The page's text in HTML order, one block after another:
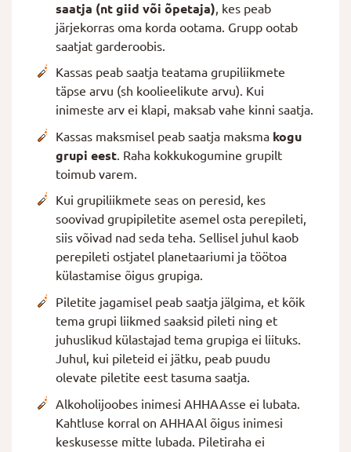
saatja (nt giid või õpetaja) , kes peab
järjekorras oma korda ootama. Grupp ootab
saatjat garderoobis.
Kassas peab saatja teatama grupiliikmete
täpse arvu (sh koolieelikute arvu). Kui
inimeste arv ei klapi, maksab vahe kinni saatja.
Kassas maksmisel peab saatja maksma kogu
grupi eest. Raha kokkukogumine grupilt
toimub varem.
Kui grupiliikmete seas on peresid, kes
soovivad grupipiletite asemel osta perepileti,
siis võivad nad seda teha. Sellisel juhul kaob
perepileti ostjatel planetaariumi ja töötoa
külastamise õigus grupiga.
Piletite jagamisel peab saatja jälgima, et kõik
tema grupi liikmed saaksid pileti ning et
juhuslikud külastajad tema grupiga ei liituks.
Juhul, kui pileteid ei jätku, peab puudu
olevate piletite eest tasuma saatja.
Alkoholijoobes inimesi AHHAAsse ei lubata.
Kahtluse korral on AHHAAl õigus inimesi
keskusesse mitte lubada. Piletiraha ei